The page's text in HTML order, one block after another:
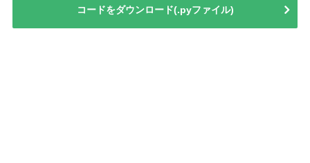
コードをダウンロード(.pyファイル)